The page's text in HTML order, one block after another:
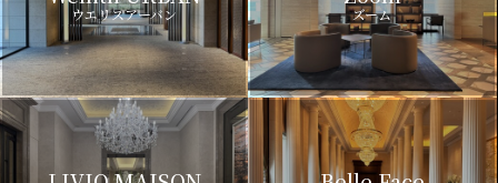
ウエリスアーバン ズーム